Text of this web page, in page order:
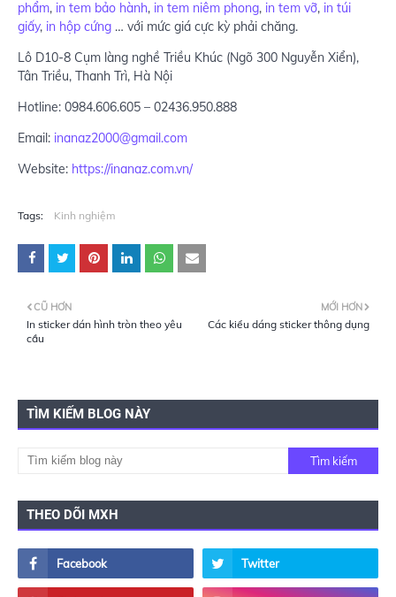
phẩm, in tem bảo hành, in tem niêm phong, in tem vỡ, in túi
giấy, in hộp cứng … với mức giá cực kỳ phải chăng.
Lô D10-8 Cụm làng nghề Triều Khúc (Ngõ 300 Nguyễn Xiển),
Tân Triều, Thanh Trì, Hà Nội
Hotline: 0984.606.605 – 02436.950.888
Email: inanaz2000@gmail.com
Website: https://inanaz.com.vn/
Tags: Kinh nghiệm
MỚI HƠN
Các kiểu dáng sticker thông dụng
CŨ HƠN
In sticker dán hình tròn theo yêu
cầu
TÌM KIẾM BLOG NÀY
THEO DÕI MXH